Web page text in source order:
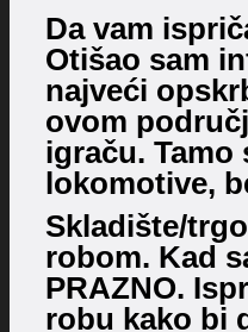
Da vam
Otišao sam
najveći
ovom
igraču.
lokomotive,
Skladište/
robom. Kad
PRAZNO.
robu kako bi